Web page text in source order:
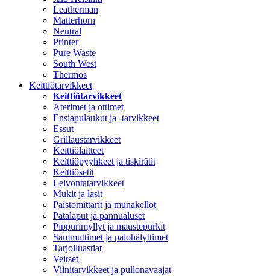
Leatherman
Matterhorn
Neutral
Printer
Pure Waste
South West
Thermos
Keittiötarvikkeet
Keittiötarvikkeet
Aterimet ja ottimet
Ensiapulaukut ja -tarvikkeet
Essut
Grillaustarvikkeet
Keittiölaitteet
Keittiöpyyhkeet ja tiskirätit
Keittiösetit
Leivontatarvikkeet
Mukit ja lasit
Paistomittarit ja munakellot
Patalaput ja pannualuset
Pippurimyllyt ja maustepurkit
Sammuttimet ja palohälyttimet
Tarjoiluastiat
Veitset
Viinitarvikkeet ja pullonavaajat